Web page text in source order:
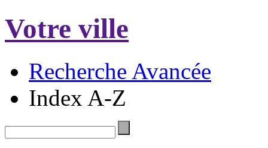
Votre ville
Recherche Avancée
Index A-Z